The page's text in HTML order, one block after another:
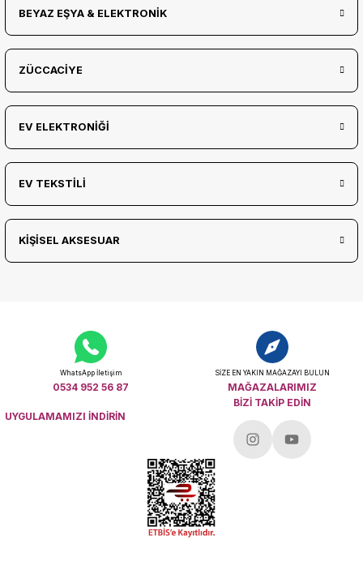
BEYAZ EŞYA & ELEKTRONİK
ZÜCCACİYE
EV ELEKTRONİĞİ
EV TEKSTİLİ
KİŞİSEL AKSESUAR
WhatsApp İletişim
0534 952 56 87
SİZE EN YAKIN MAĞAZAYI BULUN
MAĞAZALARIMIZ
UYGULAMAMIZI İNDİRİN
BİZİ TAKİP EDİN